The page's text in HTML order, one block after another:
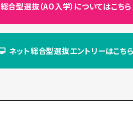
総合型選抜（AO入学）についてはこちら
ネット総合型選抜エントリーはこちら